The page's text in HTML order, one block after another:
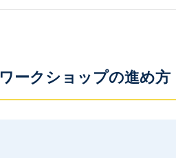
ワークショップの進め方